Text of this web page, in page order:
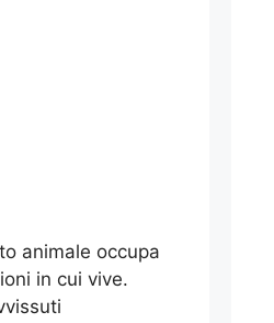
animale occupa
in cui vive.